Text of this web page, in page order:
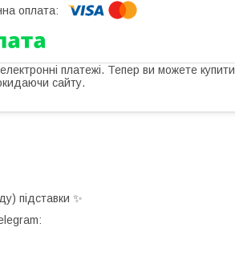
платежі. Тепер ви можете купити
сайту.
підставки ✨